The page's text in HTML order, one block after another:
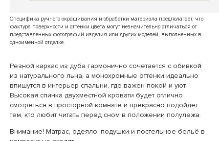
Специфика ручного окрашивания и обработки материала предполагает, что
фактура поверхности и оттенки цвета могут незначительно отличаться от
представленных фотографий изделия или других моделей, выполненных в
одноименной отделке.
Резной каркас из дуба гармонично сочетается с обивкой
из натурального льна, а монохромные оттенки идеально
впишутся в интерьер спальни, где важен покой и уют.
Высокая спинка двухместной кровати будет отлично
смотреться в просторной комнате и прекрасно подойдет
тем, кто любит читать перед сном в положении полулежа.
Внимание! Матрас, одеяло, подушки и постельное бельё в